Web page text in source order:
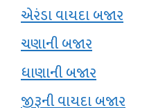
એરંડા વાયદા બજાર
ચણાની બજાર
ધાણાની બજાર
જીરૂની વાયદા બજાર